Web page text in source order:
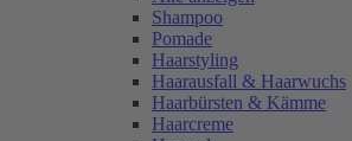
Shampoo
Pomade
Haarstyling
Haarausfall & Haarwuchs
Haarbürsten & Kämme
Haarcreme